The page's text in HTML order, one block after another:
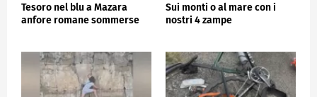
Tesoro nel blu a Mazara
anfore romane sommerse
Sui monti o al mare con i
nostri 4 zampe